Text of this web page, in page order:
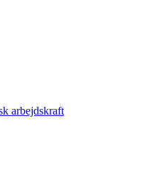
arbejdskraft